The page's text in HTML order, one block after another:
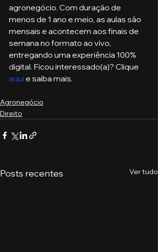
agronegócio. Com duração de
menos de 1 ano e meio, as aulas são
mensais e acontecem aos finais de
semana no formato ao vivo,
entregando uma experiência 100%
digital. Ficou interessado(a)? Clique
aqui e saiba mais.
Agronegócio
Direito
Posts recentes Ver tudo